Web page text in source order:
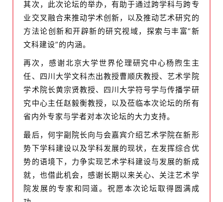
其次，此次论坛的举办，有助于通过跨学科与跨专
业交叉融合来推动学术创新，以及推动艺术研究的
方法论创新和开辟新的研究视域，探索与丰富“新
文科建设”的内涵。
再次，感谢北京大学世界伦理研究中心杨煦生主
任、四川大学文科杰出教授曹顺庆教授、艺术学院
学术院长黄宗贤教授、四川大学符号学与传播学研
究中心主任赵毅衡教授，以及莅临本次论坛的所有
省内外专家与学者对本次论坛的大力支持。
最后，何宇副院长向与会嘉宾介绍艺术学院在新形
势下学科建设以及学科发展的现状，在发挥综合优
势的语境下，力争实现艺术学科建设与发展的新成
就，也借此机会，感谢长期以来关心、关注艺术学
院发展的专家和同道。祝愿本次论坛取得圆满成